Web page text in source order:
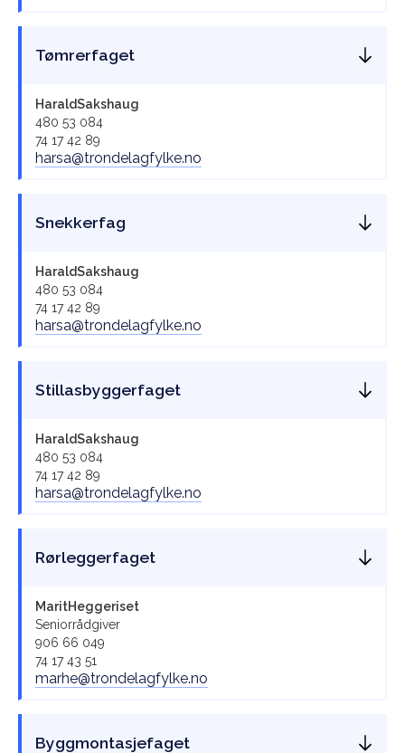
Tømrerfaget
HaraldSakshaug
480 53 084
74 17 42 89
harsa@trondelagfylke.no
Snekkerfag
HaraldSakshaug
480 53 084
74 17 42 89
harsa@trondelagfylke.no
Stillasbyggerfaget
HaraldSakshaug
480 53 084
74 17 42 89
harsa@trondelagfylke.no
Rørleggerfaget
MaritHeggeriset
Seniorrådgiver
906 66 049
74 17 43 51
marhe@trondelagfylke.no
Byggmontasjefaget